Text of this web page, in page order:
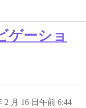
ゲーショ
2 月 16 日午前 6:44